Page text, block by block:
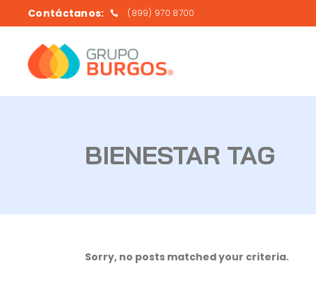
Contáctanos: (899) 970 8700
BIENESTAR TAG
Sorry, no posts matched your criteria.